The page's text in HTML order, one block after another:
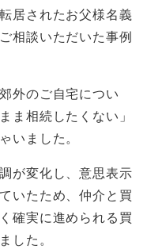
居されたお父様名義
相談いただいた事例
外のご自宅につい
ま相続したくない」
いました。
が変化し、意思表示
いたため、仲介と買
確実に進められる買
した。